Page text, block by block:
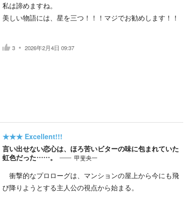
私は諦めますね。
美しい物語には、星を三つ！！！マジでお勧めします！！
3 2026年2月4日 09:37
★★★ Excellent!!!
言い出せない恋心は、ほろ苦いビターの味に包まれていた
虹色だった……。
甲斐央一
衝撃的なプロローグは、マンションの屋上から今にも飛
び降りようとする主人公の視点から始まる。